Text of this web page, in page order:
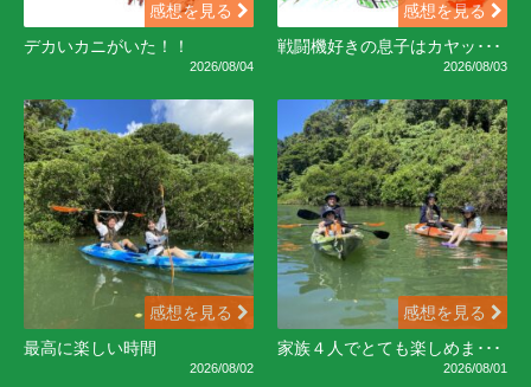
感想を見る
デカいカニがいた！！
2026/08/04
感想を見る
戦闘機好きの息子はカヤッ･･･
2026/08/03
感想を見る
最高に楽しい時間
2026/08/02
感想を見る
家族４人でとても楽しめま･･･
2026/08/01